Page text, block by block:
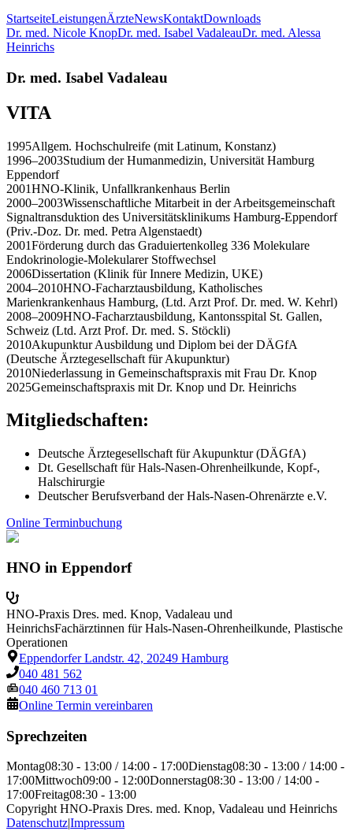
StartseiteLeistungenÄrzteNewsKontaktDownloads
Dr. med. Nicole KnopDr. med. Isabel VadaleauDr. med. Alessa
Heinrichs
Dr. med. Isabel Vadaleau
VITA
1995Allgem. Hochschulreife (mit Latinum, Konstanz)
1996–2003Studium der Humanmedizin, Universität Hamburg
Eppendorf
2001HNO-Klinik, Unfallkrankenhaus Berlin
2000–2003Wissenschaftliche Mitarbeit in der Arbeitsgemeinschaft
Signaltransduktion des Universitätsklinikums Hamburg-Eppendorf
(Priv.-Doz. Dr. med. Petra Algenstaedt)
2001Förderung durch das Graduiertenkolleg 336 Molekulare
Endokrinologie-Molekularer Stoffwechsel
2006Dissertation (Klinik für Innere Medizin, UKE)
2004–2010HNO-Facharztausbildung, Katholisches
Marienkrankenhaus Hamburg, (Ltd. Arzt Prof. Dr. med. W. Kehrl)
2008–2009HNO-Facharztausbildung, Kantonsspital St. Gallen,
Schweiz (Ltd. Arzt Prof. Dr. med. S. Stöckli)
2010Akupunktur Ausbildung und Diplom bei der DÄGfA
(Deutsche Ärztegesellschaft für Akupunktur)
2010Niederlassung in Gemeinschaftspraxis mit Frau Dr. Knop
2025Gemeinschaftspraxis mit Dr. Knop und Dr. Heinrichs
Mitgliedschaften:
Deutsche Ärztegesellschaft für Akupunktur (DÄGfA)
Dt. Gesellschaft für Hals-Nasen-Ohrenheilkunde, Kopf-,
Halschirurgie
Deutscher Berufsverband der Hals-Nasen-Ohrenärzte e.V.
Online Terminbuchung
HNO in Eppendorf
HNO-Praxis Dres. med. Knop, Vadaleau und
HeinrichsFachärztinnen für Hals-Nasen-Ohrenheilkunde, Plastische
Operationen
Eppendorfer Landstr. 42, 20249 Hamburg
040 481 562
040 460 713 01
Online Termin vereinbaren
Sprechzeiten
Montag08:30 - 13:00 / 14:00 - 17:00Dienstag08:30 - 13:00 / 14:00 -
17:00Mittwoch09:00 - 12:00Donnerstag08:30 - 13:00 / 14:00 -
17:00Freitag08:30 - 13:00
Copyright HNO-Praxis Dres. med. Knop, Vadaleau und Heinrichs
Datenschutz|Impressum